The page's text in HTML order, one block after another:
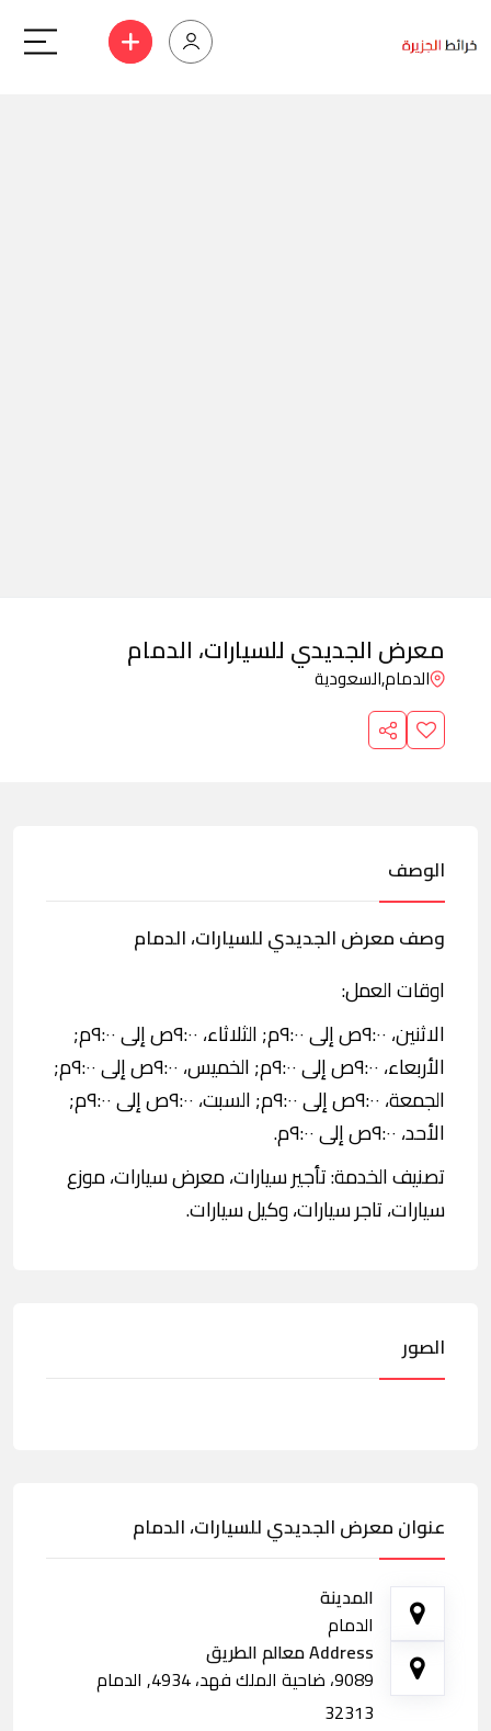
معرض الجديدي للسيارات، الدمام
الدمام,السعودية
الوصف
وصف معرض الجديدي للسيارات، الدمام
اوقات العمل:
الاثنين، ٩:٠٠ص إلى ٩:٠٠م; الثلاثاء، ٩:٠٠ص إلى ٩:٠٠م;
الأربعاء، ٩:٠٠ص إلى ٩:٠٠م; الخميس، ٩:٠٠ص إلى ٩:٠٠م;
الجمعة، ٩:٠٠ص إلى ٩:٠٠م; السبت، ٩:٠٠ص إلى ٩:٠٠م;
الأحد، ٩:٠٠ص إلى ٩:٠٠م.
تصنيف الخدمة: تأجير سيارات، معرض سيارات، موزع
سيارات، تاجر سيارات، وكيل سيارات.
الصور
عنوان معرض الجديدي للسيارات، الدمام
المدينة
الدمام
Address معالم الطريق
9089، ضاحية الملك فهد، 4934, الدمام
32313